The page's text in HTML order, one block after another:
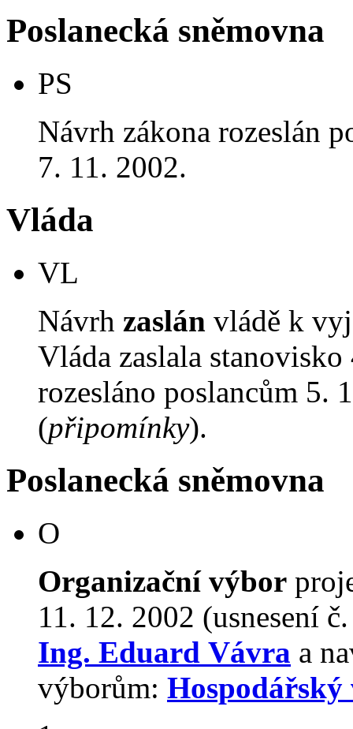
Poslanecká sněmovna
PS
Návrh zákona rozeslán
7. 11. 2002.
Vláda
VL
Návrh zaslán vládě k
Vláda zaslala
rozesláno poslancům 5.
(připomínky).
Poslanecká sněmovna
O
Organizační výbor
11. 12. 2002 (usnesení
Ing. Eduard Vávra a
výborům: